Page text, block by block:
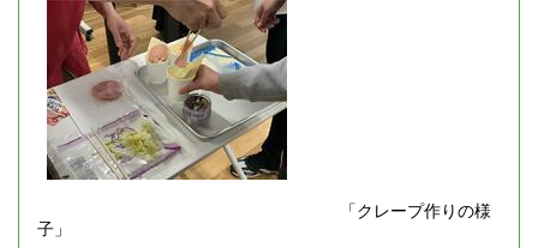
「クレープ作りの様
子」